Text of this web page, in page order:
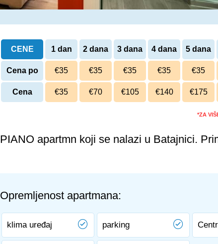
CENE 1 dan 2 dana 3 dana 4 dana 5 dana
Cena po
danu
€35 €35 €35 €35 €35
Cena €35 €70 €105 €140 €175
*ZA
PIANO apartmn koji se nalazi u Batajnici.
Opremljenost apartmana:
klima uređaj parking